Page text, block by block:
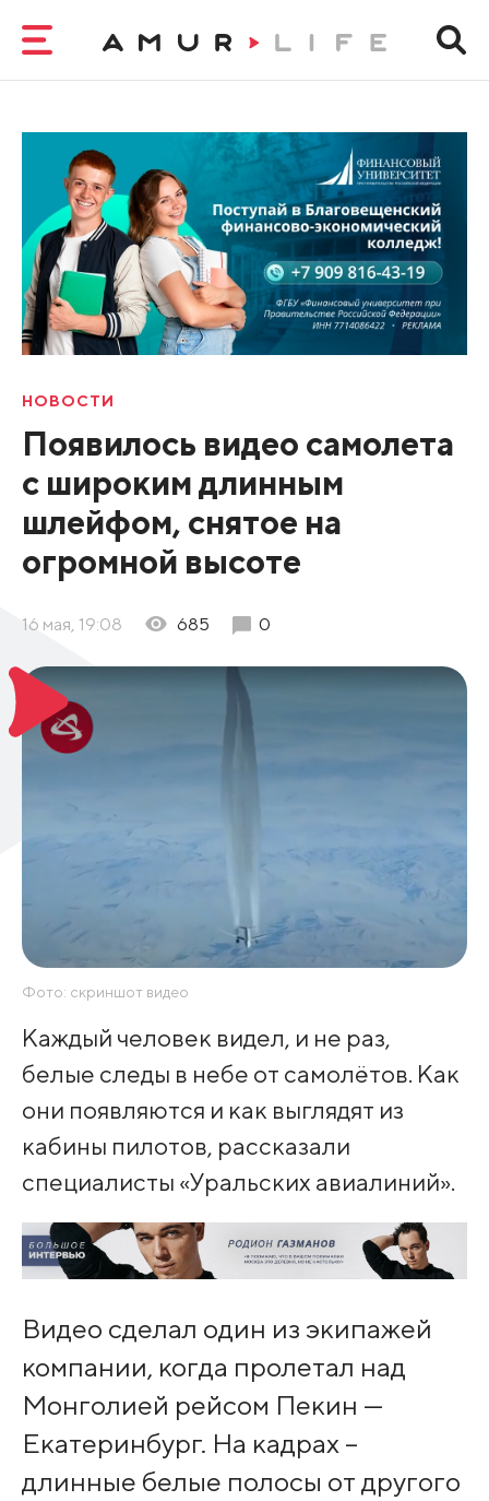
НОВОСТИ
Появилось видео самолета
с широким длинным
шлейфом, снятое на
огромной высоте
16 мая, 19:08 685 0
Фото: скриншот видео
Каждый человек видел, и не раз,
белые следы в небе от самолётов. Как
они появляются и как выглядят из
кабины пилотов, рассказали
специалисты «Уральских авиалиний».
Видео сделал один из экипажей
компании, когда пролетал над
Монголией рейсом Пекин —
Екатеринбург. На кадрах –
длинные белые полосы от другого